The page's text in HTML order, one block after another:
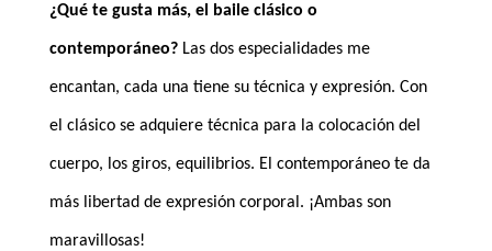
¿Qué te gusta más, el baile clásico o
contemporáneo? Las dos especialidades me
encantan, cada una tiene su técnica y expresión. Con
el clásico se adquiere técnica para la colocación del
cuerpo, los giros, equilibrios. El contemporáneo te da
más libertad de expresión corporal. ¡Ambas son
maravillosas!